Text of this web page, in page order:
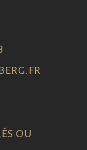
OU